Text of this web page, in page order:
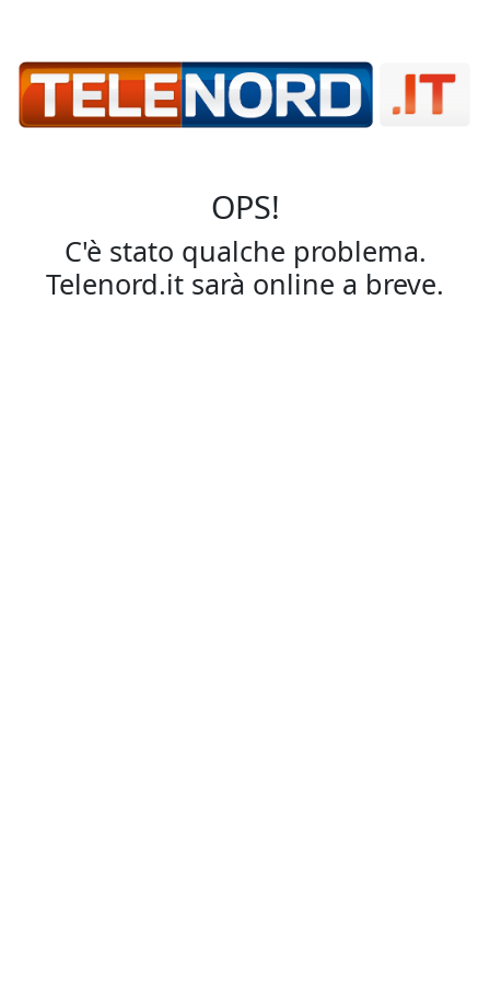
OPS!
C'è stato qualche problema.
Telenord.it sarà online a breve.